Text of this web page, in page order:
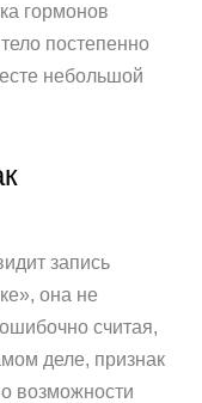
гормонов
постепенно
небольшой
запись
она не
считая,
деле, признак
возможности